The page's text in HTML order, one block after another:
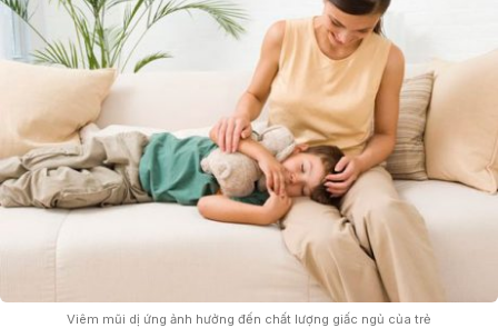
Viêm mũi dị ứng ảnh hưởng đến chất lượng giấc ngủ của trẻ